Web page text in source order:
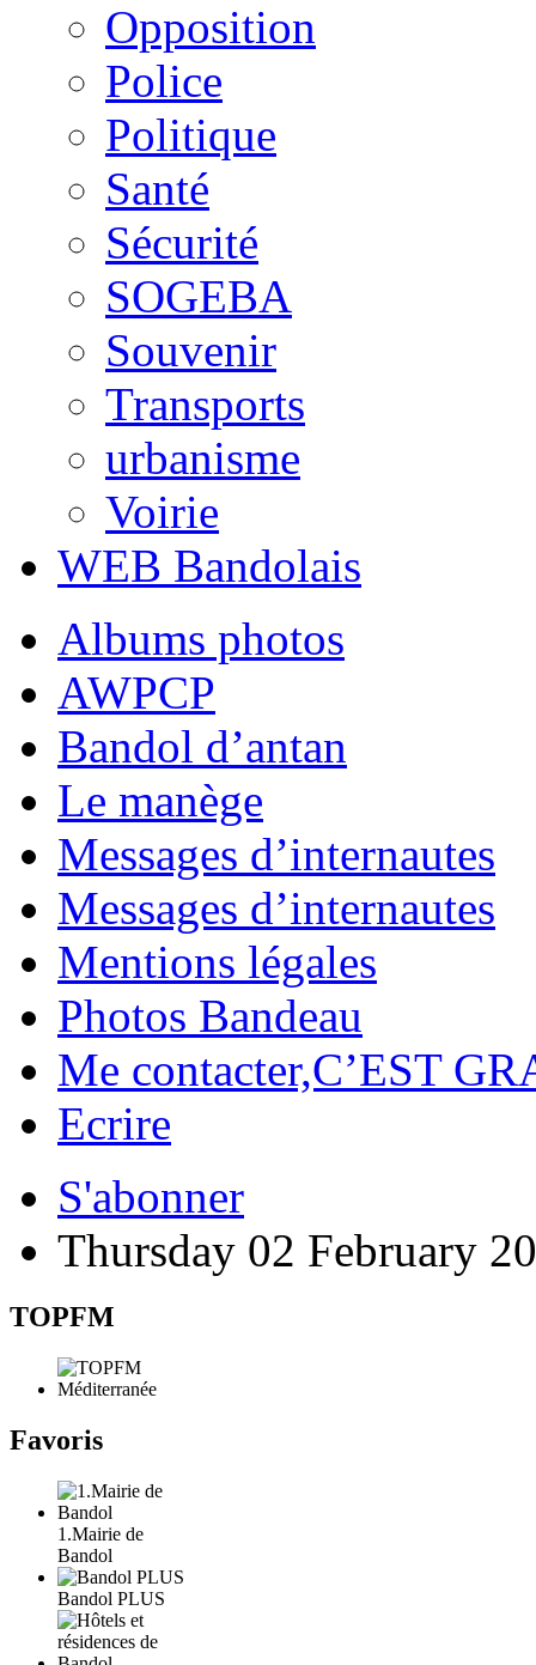
Opposition
Police
Politique
Santé
Sécurité
SOGEBA
Souvenir
Transports
urbanisme
Voirie
WEB Bandolais
Albums photos
AWPCP
Bandol d’antan
Le manège
Messages d’internautes
Messages d’internautes
Mentions légales
Photos Bandeau
Me contacter,C’EST
Ecrire
S'abonner
Thursday 02 February
TOPFM
Favoris
1.Mairie de
Bandol
Bandol PLUS